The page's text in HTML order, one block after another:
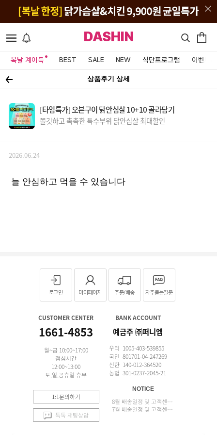
DASHIN
복날 계이득 BEST SALE NEW 식단프로그램 이벤트&
상품후기 상세
[타임특가] 오븐구이 닭안심살 10+10 골라담기
쫄깃하고 촉촉한 특수부위 닭안심살 최대할인
2026.06.24
늘 안심하고 먹을 수 있습니다
로그인 마이페이지 주문/배송 자주묻는질문
CUSTOMER CENTER
1661-4853
월~금 10:00~17:00
점심시간
12:00~13:00
토,일,공휴일 휴무
1:1문의하기
톡톡 채팅상담
BANK ACCOUNT
예금주 ㈜퍼니엠
우리 1005-403-539855
국민 801701-04-247269
신한 140-012-364520
농협 301-0237-2045-21
NOTICE
8월 배송일정 및 고객센터 업무 안내
7월 배송일정 및 고객센터 업무 안내